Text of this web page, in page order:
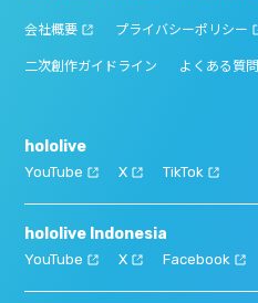
会社概要 プライバシーポリシー
二次創作ガイドライン よくある質問
hololive
YouTube X TikTok
hololive Indonesia
YouTube X Facebook